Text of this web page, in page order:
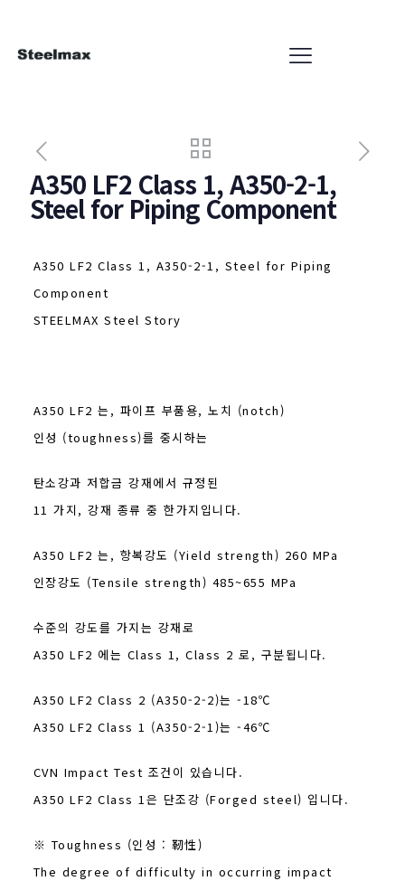
A350 LF2 Class 1, A350-2-1,
Steel for Piping Component
A350 LF2 Class 1, A350-2-1, Steel for Piping
Component
STEELMAX Steel Story
A350 LF2 는, 파이프 부품용, 노치 (notch)
인성 (toughness)를 중시하는
탄소강과 저합금 강재에서 규정된
11 가지, 강재 종류 중 한가지입니다.
A350 LF2 는, 항복강도 (Yield strength) 260 MPa
인장강도 (Tensile strength) 485~655 MPa
수준의 강도를 가지는 강재로
A350 LF2 에는 Class 1, Class 2 로, 구분됩니다.
A350 LF2 Class 2 (A350-2-2)는 -18℃
A350 LF2 Class 1 (A350-2-1)는 -46℃
CVN Impact Test 조건이 있습니다.
A350 LF2 Class 1은 단조강 (Forged steel) 입니다.
※ Toughness (인성 : 靭性)
The degree of difficulty in occurring impact